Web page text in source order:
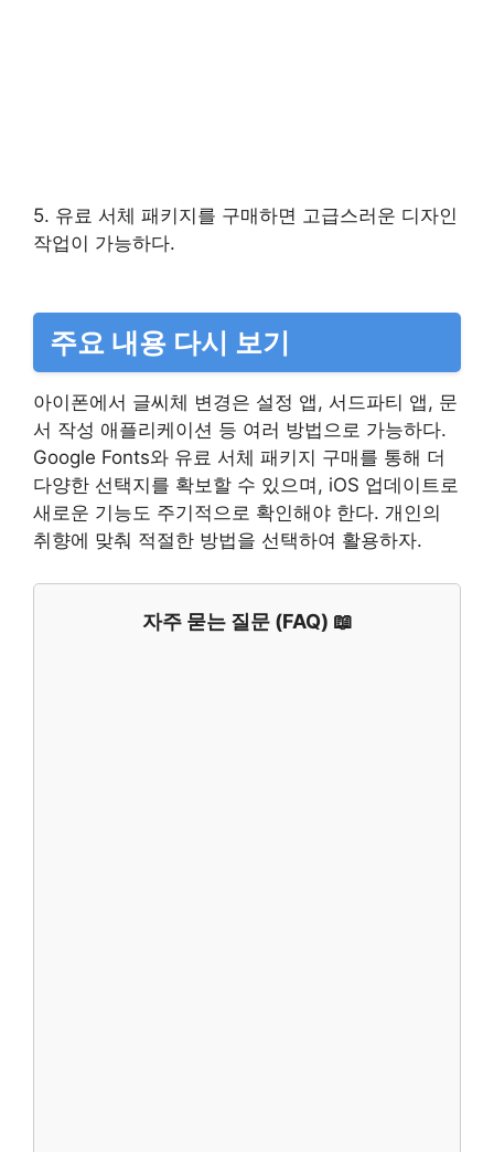
5. 유료 서체 패키지를 구매하면 고급스러운 디자인
작업이 가능하다.
주요 내용 다시 보기
아이폰에서 글씨체 변경은 설정 앱, 서드파티 앱, 문
서 작성 애플리케이션 등 여러 방법으로 가능하다.
Google Fonts와 유료 서체 패키지 구매를 통해 더
다양한 선택지를 확보할 수 있으며, iOS 업데이트로
새로운 기능도 주기적으로 확인해야 한다. 개인의
취향에 맞춰 적절한 방법을 선택하여 활용하자.
자주 묻는 질문 (FAQ) 📖